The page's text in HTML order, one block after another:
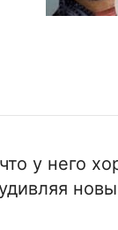
у него